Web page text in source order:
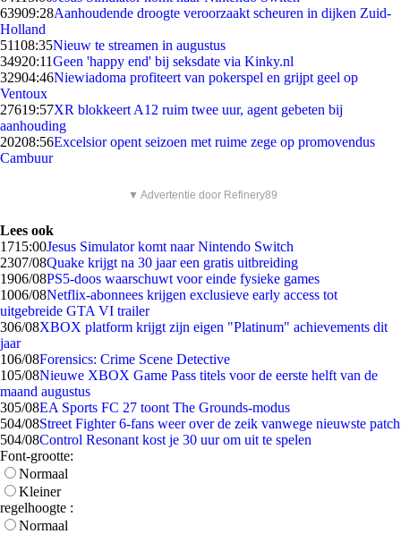
63909:28Aanhoudende droogte veroorzaakt scheuren in dijken Zuid-
Holland
51108:35Nieuw te streamen in augustus
34920:11Geen 'happy end' bij seksdate via Kinky.nl
32904:46Niewiadoma profiteert van pokerspel en grijpt geel op
Ventoux
27619:57XR blokkeert A12 ruim twee uur, agent gebeten bij
aanhouding
20208:56Excelsior opent seizoen met ruime zege op promovendus
Cambuur
▼ Advertentie door Refinery89
Lees ook
1715:00Jesus Simulator komt naar Nintendo Switch
2307/08Quake krijgt na 30 jaar een gratis uitbreiding
1906/08PS5-doos waarschuwt voor einde fysieke games
1006/08Netflix-abonnees krijgen exclusieve early access tot
uitgebreide GTA VI trailer
306/08XBOX platform krijgt zijn eigen "Platinum" achievements dit
jaar
106/08Forensics: Crime Scene Detective
105/08Nieuwe XBOX Game Pass titels voor de eerste helft van de
maand augustus
305/08EA Sports FC 27 toont The Grounds-modus
504/08Street Fighter 6-fans weer over de zeik vanwege nieuwste patch
504/08Control Resonant kost je 30 uur om uit te spelen
Font-grootte:
Normaal
Kleiner
regelhoogte :
Normaal